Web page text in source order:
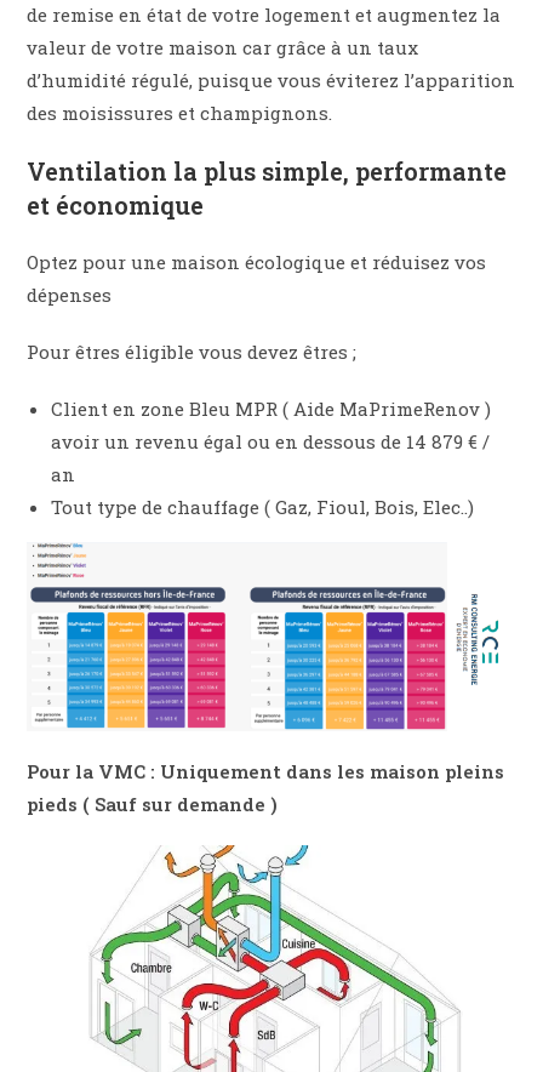
de remise en état de votre logement et augmentez la
valeur de votre maison car grâce à un taux
d’humidité régulé, puisque vous éviterez l’apparition
des moisissures et champignons.
Ventilation la plus simple, performante
et économique
Optez pour une maison écologique et réduisez vos
dépenses
Pour êtres éligible vous devez êtres ;
Client en zone Bleu MPR ( Aide MaPrimeRenov )
avoir un revenu égal ou en dessous de 14 879 € /
an
Tout type de chauffage ( Gaz, Fioul, Bois, Elec..)
Pour la VMC : Uniquement dans les maison pleins
pieds ( Sauf sur demande )